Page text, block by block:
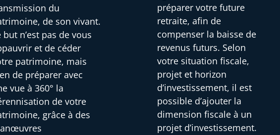
du
de son vivant.
but n’est pas de vous
et de céder
patrimoine, mais
de préparer avec
vue à 360° la
de votre
grâce à des
préparer votre future
retraite, afin de
compenser la baisse de
revenus futurs. Selon
votre situation fiscale,
projet et horizon
d’investissement, il est
possible d’ajouter la
dimension fiscale à un
projet d’investissement.